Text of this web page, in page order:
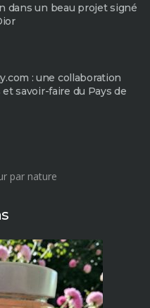
dans un beau projet signé
: une collaboration
savoir-faire du Pays de